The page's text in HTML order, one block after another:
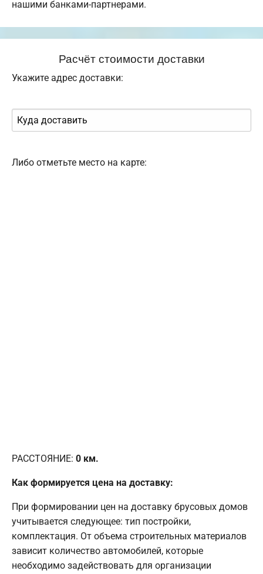
нашими банками-партнерами.
Расчёт стоимости доставки
Укажите адрес доставки:
Либо отметьте место на карте:
РАССТОЯНИЕ: 0 км.
Как формируется цена на доставку:
При формировании цен на доставку брусовых домов
учитывается следующее: тип постройки,
комплектация. От объема строительных материалов
зависит количество автомобилей, которые
необходимо задействовать для организации